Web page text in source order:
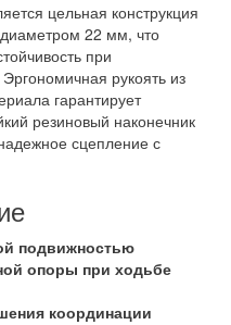
цельная конструкция
22 мм, что
при
рукоять из
гарантирует
резиновый наконечник
сцепление с
подвижностью
опоры при ходьбе
координации